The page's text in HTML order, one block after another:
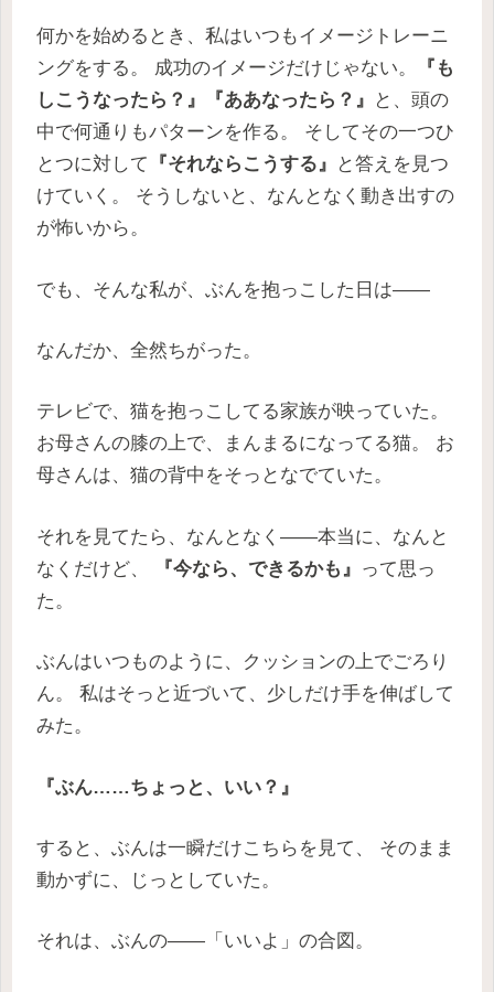
何かを始めるとき、私はいつもイメージトレーニ
ングをする。 成功のイメージだけじゃない。
『も
しこうなったら？』『ああなったら？』
と、頭の
中で何通りもパターンを作る。 そしてその一つひ
とつに対して
『それならこうする』
と答えを見つ
けていく。 そうしないと、なんとなく動き出すの
が怖いから。
でも、そんな私が、ぶんを抱っこした日は――
なんだか、全然ちがった。
テレビで、猫を抱っこしてる家族が映っていた。
お母さんの膝の上で、まんまるになってる猫。 お
母さんは、猫の背中をそっとなでていた。
それを見てたら、なんとなく――本当に、なんと
なくだけど、
『今なら、できるかも』
って思っ
た。
ぶんはいつものように、クッションの上でごろり
ん。 私はそっと近づいて、少しだけ手を伸ばして
みた。
『ぶん……ちょっと、いい？』
すると、ぶんは一瞬だけこちらを見て、 そのまま
動かずに、じっとしていた。
それは、ぶんの――「いいよ」の合図。